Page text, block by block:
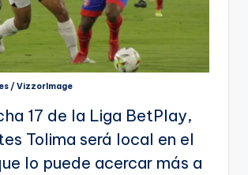
/ VizzorImage
17 de la Liga BetPlay,
Tolima será local en el
lo puede acercar más a